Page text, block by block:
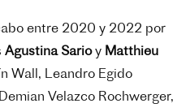
entre 2020 y 2022 por
Agustina Sarioy Matthieu
Wall, Leandro Egido
Velazco Rochwerger,